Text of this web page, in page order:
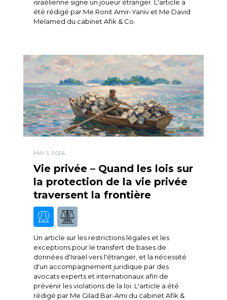
israélienne signe un joueur étranger. L'article a
été rédigé par Me Ronit Amir-Yaniv et Me David
Melamed du cabinet Afik & Co.
MAI 5, 2026
Vie privée – Quand les lois sur
la protection de la vie privée
traversent la frontière
Un article sur les restrictions légales et les
exceptions pour le transfert de bases de
données d'Israël vers l'étranger, et la nécessité
d'un accompagnement juridique par des
avocats experts et internationaux afin de
prévenir les violations de la loi. L'article a été
rédigé par Me Gilad Bar-Ami du cabinet Afik &